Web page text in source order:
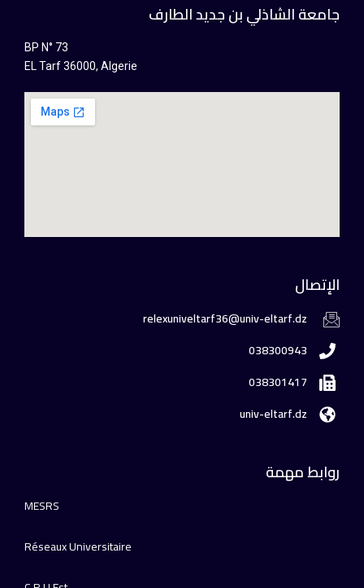
جامعة الشاذلي بن جديد الطارف
BP N° 73
EL Tarf 36000, Algerie
الإتصال
relexuniveltarf36@univ-eltarf.dz
038300943
038301417
univ-eltarf.dz
روابط مهمة
MESRS
Réseaux Universitaire